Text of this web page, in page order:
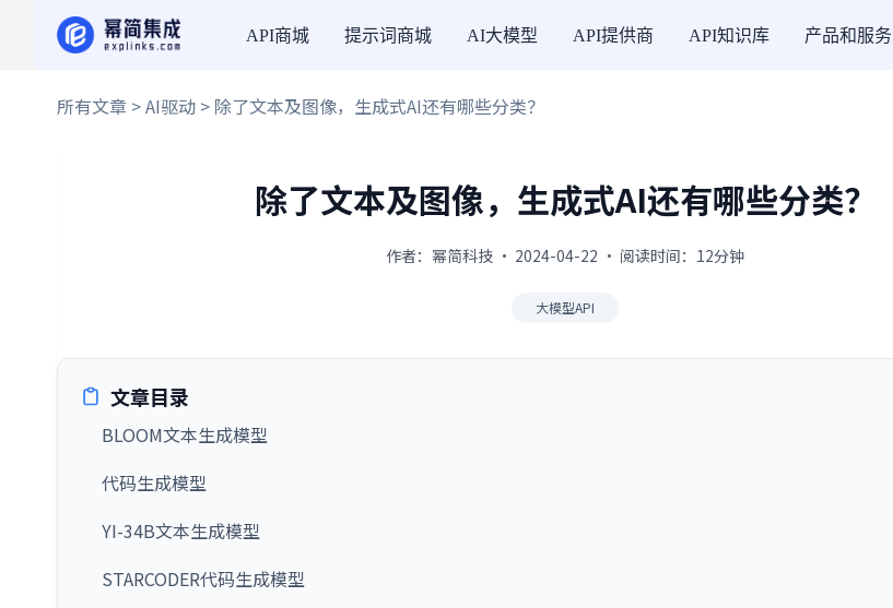
API商城 提示词商城 AI大模型 API提供商 API知识库 产品和服务
所有文章 >AI驱动 > 除了文本及图像，生成式AI还有哪些分类？
除了文本及图像，生成式AI还有哪些分类？
作者：幂简科技 · 2024-04-22 · 阅读时间：12分钟
大模型API
文章目录
BLOOM文本生成模型
代码生成模型
YI-34B文本生成模型
STARCODER代码生成模型